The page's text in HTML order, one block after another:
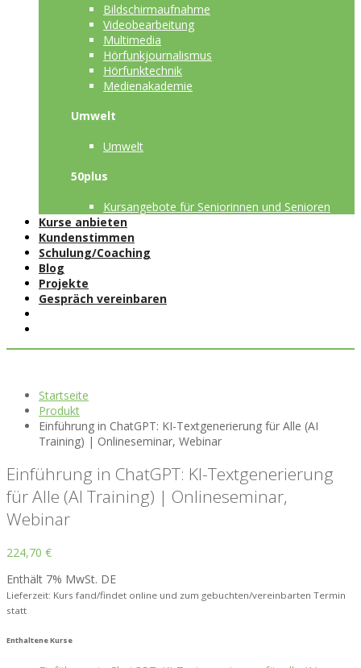
Bildschirmaufnahme
Videobearbeitung
Multimedia
Hörfunkjournalismus
Hörfunktechnik
Medienakademie
Umwelt
Umwelt
50plus
Kursangebote für Seniorinnen und Senioren
Kurse anbieten
Kundenstimmen
Schulung/Coaching
Blog
Projekte
Gespräch vereinbaren
Startseite
Produkt
Einführung in ChatGPT: KI-Textgenerierung für Alle (AI
Training) | Onlineseminar, Webinar
Einführung in ChatGPT: KI-Textgenerierung
für Alle (AI Training) | Onlineseminar,
Webinar
224,70 €
Enthält 7% MwSt. DE
Lieferzeit: Kurs fand/findet online und zum gebuchten/vereinbarten Termin
statt
Enthaltene Kurse